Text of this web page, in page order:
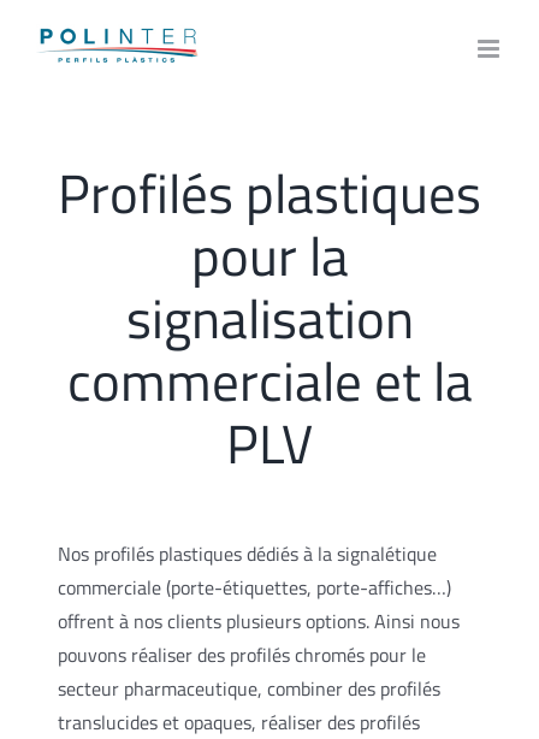
Profilés plastiques
pour la
signalisation
commerciale et la
PLV
Nos profilés plastiques dédiés à la signalétique
commerciale (porte-étiquettes, porte-affiches…)
offrent à nos clients plusieurs options. Ainsi nous
pouvons réaliser des profilés chromés pour le
secteur pharmaceutique, combiner des profilés
translucides et opaques, réaliser des profilés